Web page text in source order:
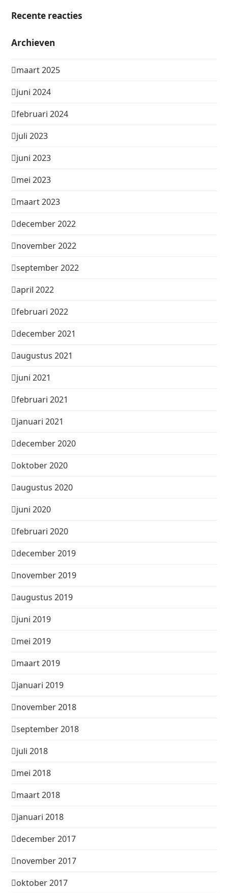
Recente reacties
Archieven
maart 2025
juni 2024
februari 2024
juli 2023
juni 2023
mei 2023
maart 2023
december 2022
november 2022
september 2022
april 2022
februari 2022
december 2021
augustus 2021
juni 2021
februari 2021
januari 2021
december 2020
oktober 2020
augustus 2020
juni 2020
februari 2020
december 2019
november 2019
augustus 2019
juni 2019
mei 2019
maart 2019
januari 2019
november 2018
september 2018
juli 2018
mei 2018
maart 2018
januari 2018
december 2017
november 2017
oktober 2017